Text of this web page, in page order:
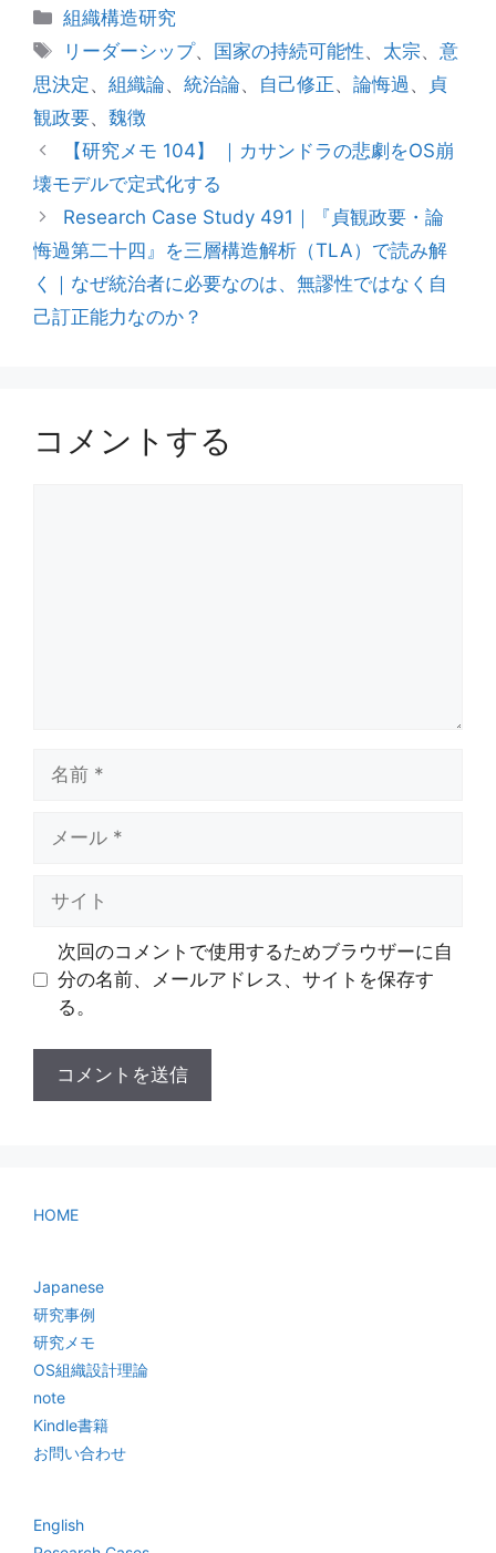
カ
テ
ゴ
リ
ー
組織構造研究
タ
グ
リーダーシップ、 国家の持続可能性、 太宗、意
思決定 、 組織論、 統治論、 自己修正、 論悔過 、
貞
観政要、 魏徴
【研究メモ 104】 ｜カサンドラの悲劇をOS崩
壊モデルで定式化する
Research Case Study 491｜『貞観政要・論
悔過第二十四』を三層構造解析（TLA）で読み解
く｜なぜ統治者に必要なのは、無謬性ではなく自
己訂正能力なのか？
コメントする
次回のコメントで使用するためブラウザーに自
分の名前、メールアドレス、サイトを保存す
る。
HOME
Japanese
研究事例
研究メモ
OS組織設計理論
note
Kindle書籍
お問い合わせ
English